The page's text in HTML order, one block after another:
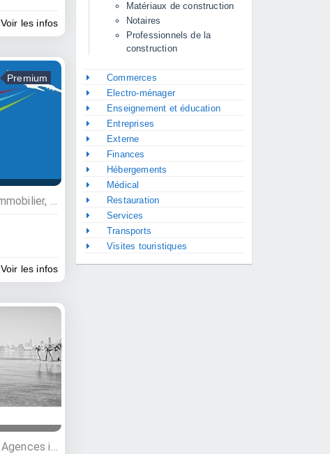
Voir les infos
Premium
Voir les infos
Bâtiment et immobilier, Agences immobillières
Matériaux de construction
Notaires
Professionnels de la
construction
Commerces
Electro-ménager
Enseignement et éducation
Entreprises
Externe
Finances
Hébergements
Médical
Restauration
Services
Transports
Visites touristiques